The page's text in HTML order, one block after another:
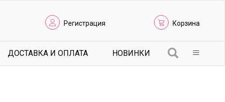
Регистрация Корзина
ДОСТАВКА И ОПЛАТА НОВИНКИ